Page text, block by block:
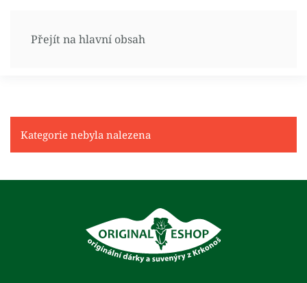
Přejít na hlavní obsah
Kategorie nebyla nalezena